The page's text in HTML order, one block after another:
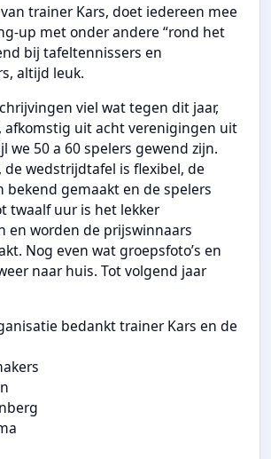
trainer Kars, doet iedereen mee
up met onder andere “rond het
bij tafeltennissers en
altijd leuk.
viel wat tegen dit jaar,
afkomstig uit acht verenigingen uit
we 50 a 60 spelers gewend zijn.
wedstrijdtafel is flexibel, de
bekend gemaakt en de spelers
twaalf uur is het lekker
en worden de prijswinnaars
Nog even wat groepsfoto’s en
naar huis. Tot volgend jaar
bedankt trainer Kars en de